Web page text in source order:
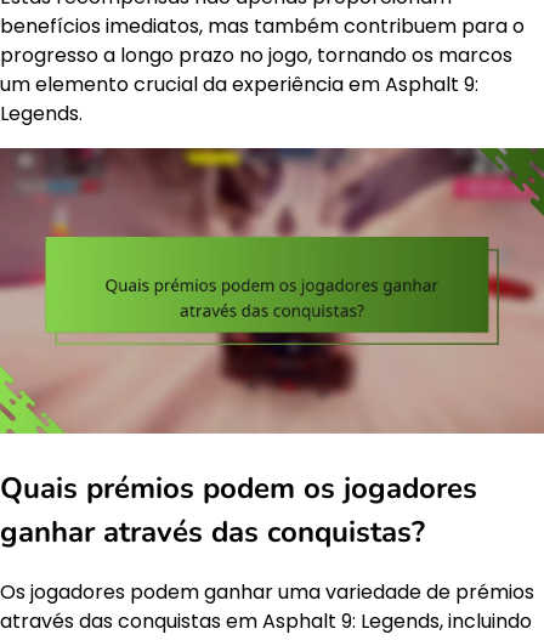
benefícios imediatos, mas também contribuem para o
progresso a longo prazo no jogo, tornando os marcos
um elemento crucial da experiência em Asphalt 9:
Legends.
Quais prémios podem os jogadores
ganhar através das conquistas?
Os jogadores podem ganhar uma variedade de prémios
através das conquistas em Asphalt 9: Legends, incluindo